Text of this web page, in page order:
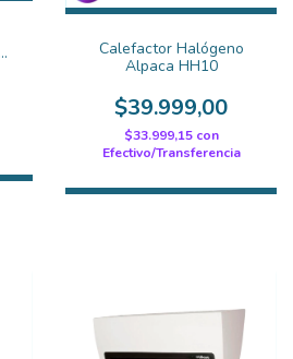
Calefactor Halógeno
Alpaca HH10
$39.999,00
$33.999,15 con
Efectivo/Transferencia